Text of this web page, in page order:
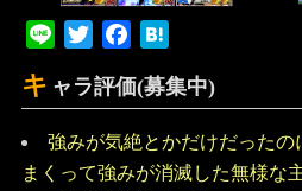
Line Twitter Facebook
キ ャラ評価(募集中)
強みが気絶とかだけだった
まくって強みが消滅した無様な